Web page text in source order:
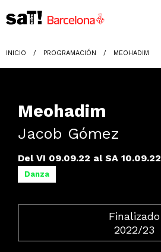
INICIO PROGRAMACIÓN MEOHADIM
Meohadim
Jacob Gómez
Del VI 09.09.22 al SA 10.09.22
Danza
Finalizado
2022/23